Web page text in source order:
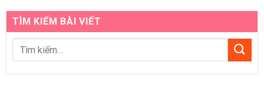
TÌM KIẾM BÀI VIẾT